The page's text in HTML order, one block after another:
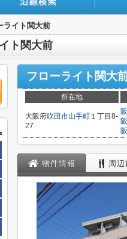
ライト関大前
ト関大前
フローライト関大
所在地
大阪府吹田市山手町 １丁目8-
27
物件情報 周